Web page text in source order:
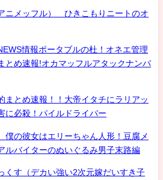
ニメッフル） ひきこもりニートのオ
情報ポータブルの杜！オネエ管理
とめ速報!オカマッフルアタックナンバ
まとめ速報！！大帝イタチにラリアッ
に必殺！パイルドライバー
の彼女はエリーちゃん人形！豆腐メ
ルバイターのぬいぐるみ男子末路編
くす（デカい強い2次元嫁だいすき子